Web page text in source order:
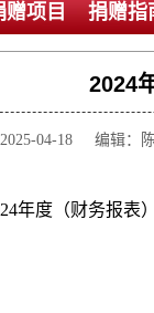
赠项目 捐赠指
2024
2025-04-18 编辑
年度（财务报表